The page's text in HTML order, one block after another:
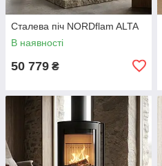
Сталева піч NORDflam ALTA
В наявності
50 779 ₴